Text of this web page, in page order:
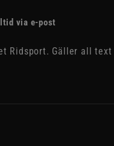
via e-post
Ridsport. Gäller all text